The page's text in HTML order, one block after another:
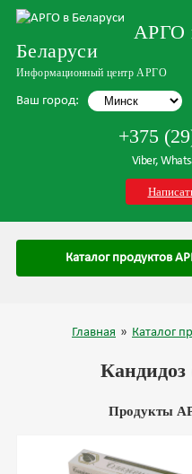
АРГО
Беларуси
Информационный центр АРГО
Ваш город:
+375
Viber,
Каталог продуктов
Главная » Каталог
Продукты